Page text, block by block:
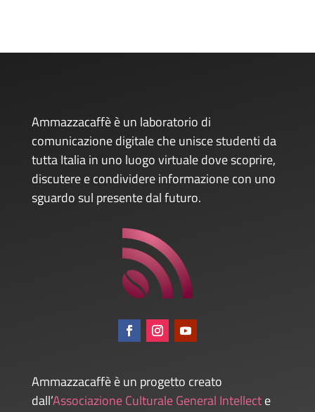
Ammazzacaffè è un laboratorio di
comunicazione digitale che unisce studenti da
tutta Italia in uno luogo virtuale dove scoprire,
discutere e condividere informazione con uno
sguardo sul presente dal futuro.
Ammazzacaffè è un progetto creato
dall’Associazione Culturale General Intellecte